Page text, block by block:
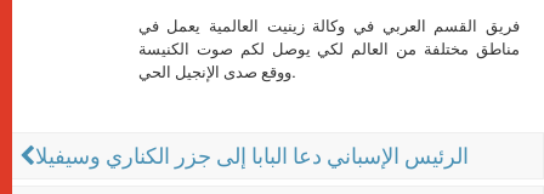
فريق القسم العربي في وكالة زينيت العالمية يعمل في
مناطق مختلفة من العالم لكي يوصل لكم صوت الكنيسة
ووقع صدى الإنجيل الحي.
الرئيس الإسباني دعا البابا إلى جزر الكناري وسيفيلا